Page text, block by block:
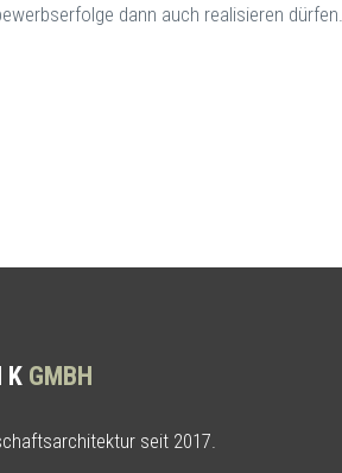
dann auch realisieren dürfen.
K GMBH
seit 2017.